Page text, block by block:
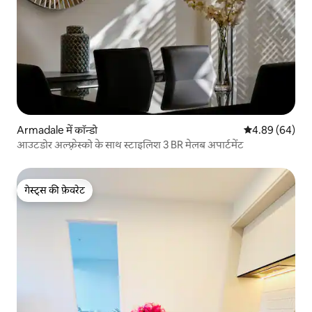
Armadale में कॉन्डो औसत रेटिंग 5 में
4.89 (64)
आउटडोर अल्फ़्रेस्को के साथ स्टाइलिश 3 BR मेलब अपार्टमेंट
गेस्ट्स की फ़ेवरेट
गेस्ट्स की फ़ेवरेट